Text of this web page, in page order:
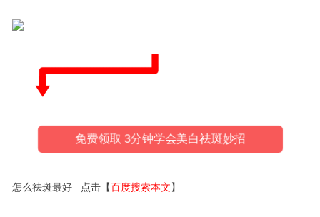
免费领取 3分钟学会美白祛斑妙招
怎么祛斑最好 点击【百度搜索本文】